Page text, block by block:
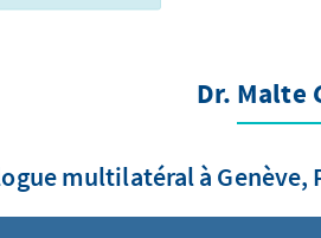
Dr. Malte
multilatéral à